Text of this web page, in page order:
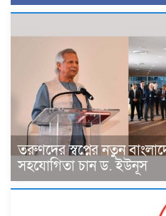
তরুণদের স্বপ্নের নতুন
সহযোগিতা চান ড. ইউনূস